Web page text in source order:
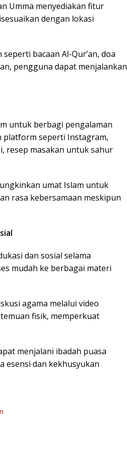
Umma menyediakan fitur
dengan lokasi
bacaan Al-Qur’an, doa
pengguna dapat menjalankan
untuk berbagi pengalaman
platform seperti Instagram,
resep masakan untuk sahur
umat Islam untuk
rasa kebersamaan meskipun
dan sosial selama
mudah ke berbagai materi
agama melalui video
fisik, memperkuat
menjalani ibadah puasa
esensi dan kekhusyukan